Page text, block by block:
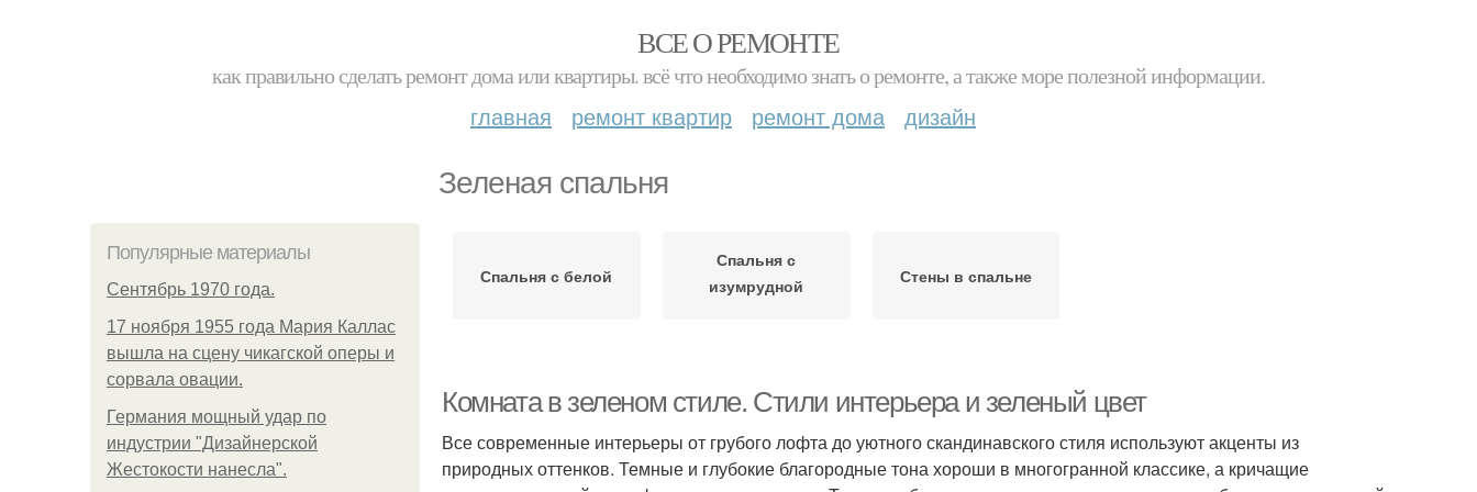
ВСЕ О РЕМОНТЕ
как правильно сделать ремонт дома или квартиры. всё что необходимо знать о ремонте, а также море полезной информации.
главная ремонт квартир ремонт дома дизайн
Зеленая спальня
Популярные материалы
Сентябрь 1970 года.
17 ноября 1955 года Мария Каллас
вышла на сцену чикагской оперы и
сорвала овации.
Германия мощный удар по
индустрии "Дизайнерской
Жестокости нанесла".
Спальня с белой
Спальня с
изумрудной
Стены в спальне
Комната в зеленом стиле. Стили интерьера и зеленый цвет
Все современные интерьеры от грубого лофта до уютного скандинавского стиля используют акценты из
природных оттенков. Темные и глубокие благородные тона хороши в многогранной классике, а кричащие